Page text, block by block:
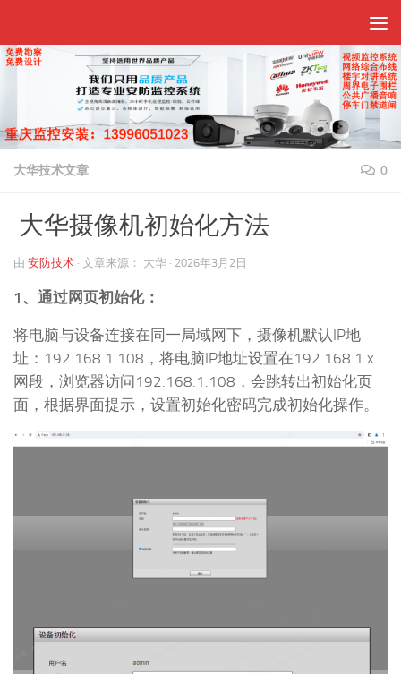
大华技术文章 0
大华摄像机初始化方法
由 安防技术 · 文章来源： 大华 · 2026年3月2日
1、通过网页初始化：
将电脑与设备连接在同一局域网下，摄像机默认IP地
址：192.168.1.108，将电脑IP地址设置在192.168.1.x
网段，浏览器访问192.168.1.108，会跳转出初始化页
面，根据界面提示，设置初始化密码完成初始化操作。